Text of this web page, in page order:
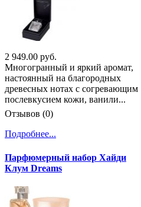
2 949.00 руб.
Многогранный и яркий аромат,
настоянный на благородных
древесных нотах с согревающим
послевкусием кожи, ванили...
Отзывов (0)
Подробнее...
Парфюмерный набор Хайди
Клум Dreams